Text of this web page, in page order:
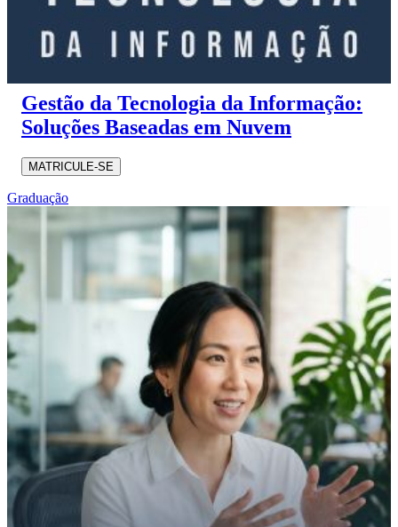
Gestão da Tecnologia da Informação:
Soluções Baseadas em Nuvem
MATRICULE-SE
Graduação